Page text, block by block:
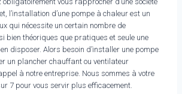
l’installation d’une pompe à chaleur est un
qui nécessite un certain nombre de
bien théoriques que pratiques et seule une
disposer. Alors besoin d’installer une pompe
un plancher chauffant ou ventilateur
à notre entreprise. Nous sommes à votre
7 pour vous servir plus efficacement.